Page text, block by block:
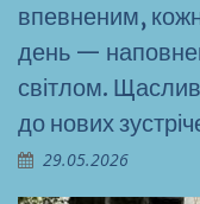
впевненим,
день —
світлом.
до нових
29.05.2026